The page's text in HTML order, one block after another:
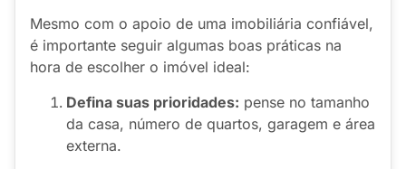
Mesmo com o apoio de uma imobiliária confiável,
é importante seguir algumas boas práticas na
hora de escolher o imóvel ideal:
Defina suas prioridades: pense no tamanho
da casa, número de quartos, garagem e área
externa.